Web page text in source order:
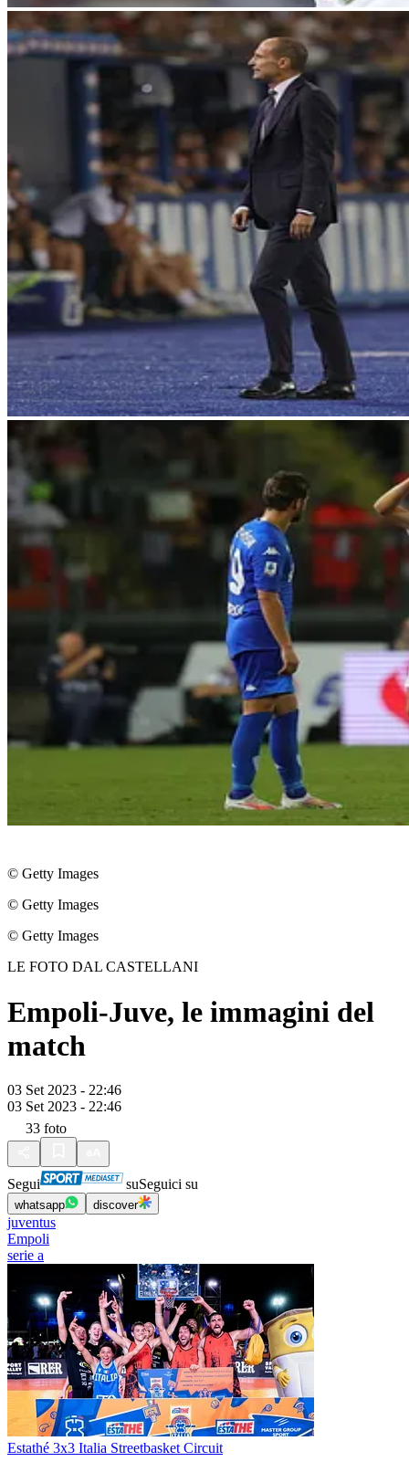
© Getty Images
© Getty Images
© Getty Images
LE FOTO DAL CASTELLANI
Empoli-Juve, le immagini del
match
03 Set 2023 - 22:46
03 Set 2023 - 22:46
33 foto
Segui suSeguici su
whatsapp discover
juventus
Empoli
serie a
Estathé 3x3 Italia Streetbasket Circuit